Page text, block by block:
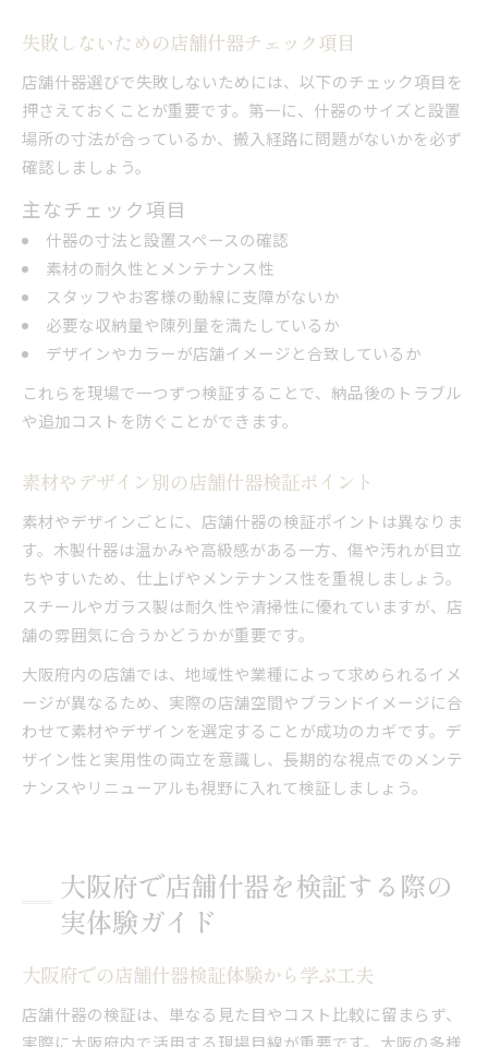
失敗しないための店舗什器チェック項目
店舗什器選びで失敗しないためには、以下のチェック項目を
押さえておくことが重要です。第一に、什器のサイズと設置
場所の寸法が合っているか、搬入経路に問題がないかを必ず
確認しましょう。
主なチェック項目
什器の寸法と設置スペースの確認
素材の耐久性とメンテナンス性
スタッフやお客様の動線に支障がないか
必要な収納量や陳列量を満たしているか
デザインやカラーが店舗イメージと合致しているか
これらを現場で一つずつ検証することで、納品後のトラブル
や追加コストを防ぐことができます。
素材やデザイン別の店舗什器検証ポイント
素材やデザインごとに、店舗什器の検証ポイントは異なりま
す。木製什器は温かみや高級感がある一方、傷や汚れが目立
ちやすいため、仕上げやメンテナンス性を重視しましょう。
スチールやガラス製は耐久性や清掃性に優れていますが、店
舗の雰囲気に合うかどうかが重要です。
大阪府内の店舗では、地域性や業種によって求められるイメ
ージが異なるため、実際の店舗空間やブランドイメージに合
わせて素材やデザインを選定することが成功のカギです。デ
ザイン性と実用性の両立を意識し、長期的な視点でのメンテ
ナンスやリニューアルも視野に入れて検証しましょう。
大阪府で店舗什器を検証する際の
実体験ガイド
大阪府での店舗什器検証体験から学ぶ工夫
店舗什器の検証は、単なる見た目やコスト比較に留まらず、
実際に大阪府内で活用する現場目線が重要です。大阪の多様